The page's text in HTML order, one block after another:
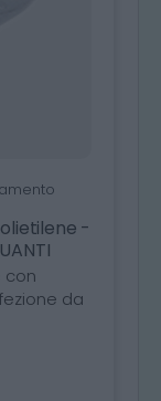
-
con
da